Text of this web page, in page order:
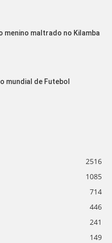
menino maltrado no Kilamba
mundial de Futebol
2516
1085
714
446
241
149